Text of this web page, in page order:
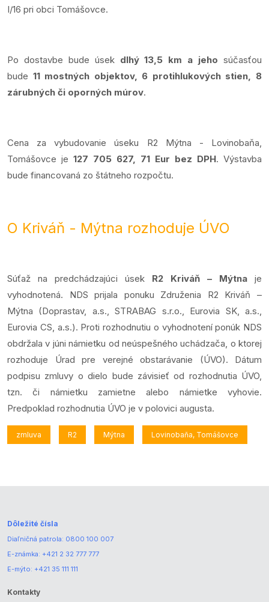
I/16 pri obci Tomášovce.
Po dostavbe bude úsek dlhý 13,5 km a jeho súčasťou
bude 11 mostných objektov, 6 protihlukových stien, 8
zárubných či oporných múrov.
Cena za vybudovanie úseku R2 Mýtna - Lovinobaňa,
Tomášovce je 127 705 627, 71 Eur bez DPH. Výstavba
bude financovaná zo štátneho rozpočtu.
O Kriváň - Mýtna rozhoduje ÚVO
Súťaž na predchádzajúci úsek R2 Kriváň – Mýtna je
vyhodnotená. NDS prijala ponuku Združenia R2 Kriváň –
Mýtna (Doprastav, a.s., STRABAG s.r.o., Eurovia SK, a.s.,
Eurovia CS, a.s.). Proti rozhodnutiu o vyhodnotení ponúk NDS
obdržala v júni námietku od neúspešného uchádzača, o ktorej
rozhoduje Úrad pre verejné obstarávanie (ÚVO). Dátum
podpisu zmluvy o dielo bude závisieť od rozhodnutia ÚVO,
tzn. či námietku zamietne alebo námietke vyhovie.
Predpoklad rozhodnutia ÚVO je v polovici augusta.
zmluva R2 Mýtna Lovinobaňa, Tomášovce
Dôležité čísla
Diaľničná patrola: 0800 100 007
E-známka: +421 2 32 777 777
E-mýto: +421 35 111 111
Kontakty